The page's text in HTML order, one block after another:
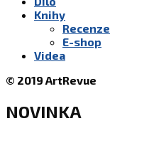
Knihy
Recenze
E-shop
Videa
© 2019 ArtRevue
NOVINKA